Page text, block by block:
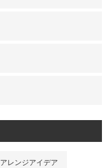
アレンジアイデア